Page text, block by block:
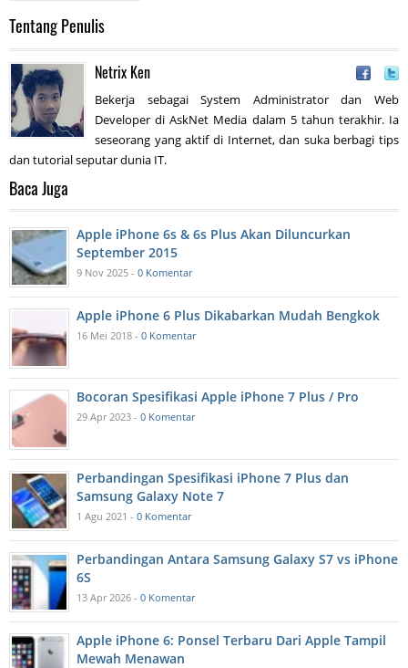
Tentang Penulis
Netrix Ken
Bekerja sebagai System Administrator dan Web
Developer di AskNet Media dalam 5 tahun terakhir. Ia
seseorang yang aktif di Internet, dan suka berbagi tips
dan tutorial seputar dunia IT.
Baca Juga
Apple iPhone 6s & 6s Plus Akan Diluncurkan
September 2015
9 Nov 2025 - 0 Komentar
Apple iPhone 6 Plus Dikabarkan Mudah Bengkok
16 Mei 2018 - 0 Komentar
Bocoran Spesifikasi Apple iPhone 7 Plus / Pro
29 Apr 2023 - 0 Komentar
Perbandingan Spesifikasi iPhone 7 Plus dan
Samsung Galaxy Note 7
1 Agu 2021 - 0 Komentar
Perbandingan Antara Samsung Galaxy S7 vs iPhone
6S
13 Apr 2026 - 0 Komentar
Apple iPhone 6: Ponsel Terbaru Dari Apple Tampil
Mewah Menawan